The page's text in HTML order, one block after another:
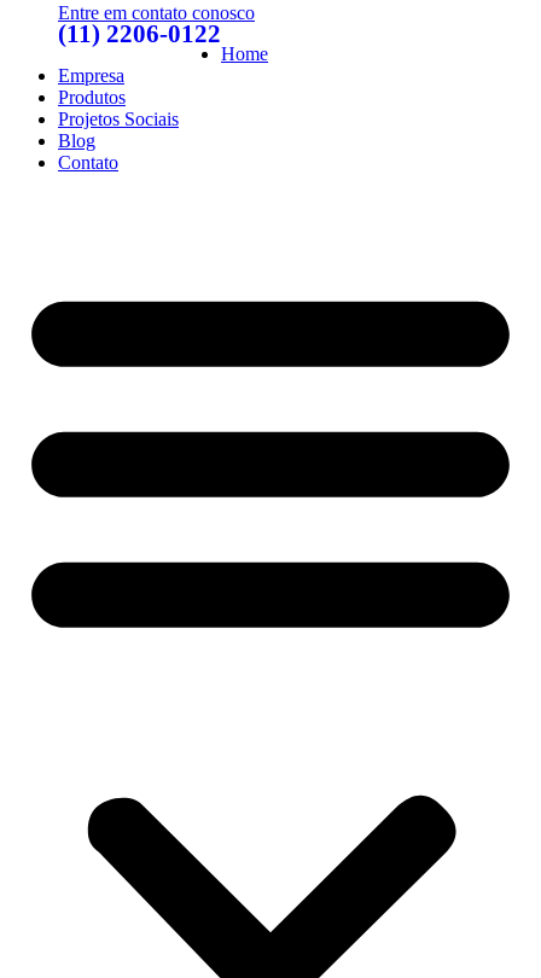
Entre em contato conosco
(11) 2206-0122
Home
Empresa
Produtos
Projetos Sociais
Blog
Contato